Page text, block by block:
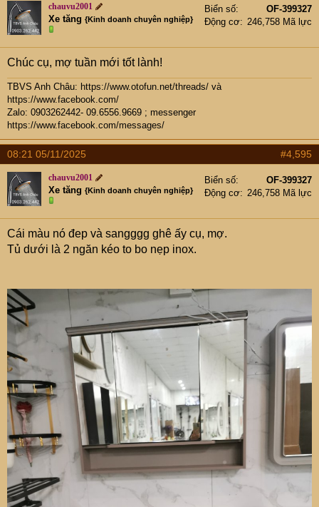
chauvu2001
Xe tăng {Kinh doanh chuyên nghiệp}
Biển số
OF-399327
Động cơ
246,758 Mã lực
Chúc cụ, mợ tuần mới tốt lành!
TBVS Anh Châu: https://www.otofun.net/threads/ và
https://www.facebook.com/
Zalo: 0903262442- 09.6556.9669 ; messenger
https://www.facebook.com/messages/
08:21 05/11/2025 #4,595
chauvu2001
Xe tăng {Kinh doanh chuyên nghiệp}
Biển số
OF-399327
Động cơ
246,758 Mã lực
Cái màu nó đep và sangggg ghê ấy cụ, mợ.
Tủ dưới là 2 ngăn kéo to bo nẹp inox.